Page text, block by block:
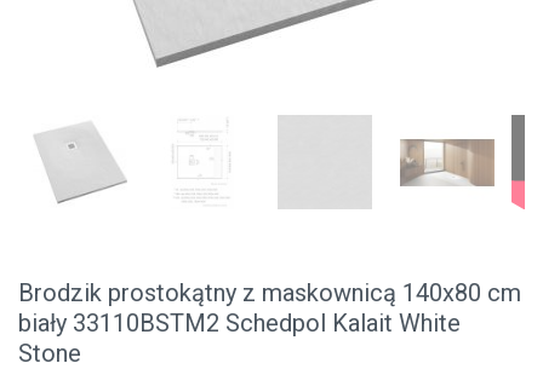
Brodzik prostokątny z maskownicą 140x80 cm
biały 33110BSTM2 Schedpol Kalait White
Stone